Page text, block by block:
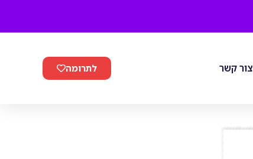
צור קשר לתרומה